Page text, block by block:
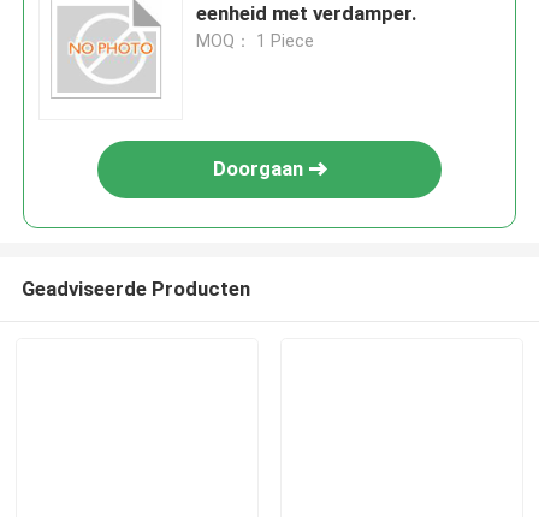
eenheid met verdamper.
MOQ： 1 Piece
Doorgaan
Geadviseerde Producten